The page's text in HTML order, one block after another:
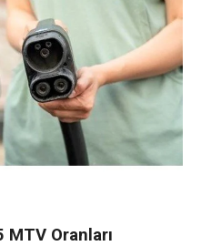
Oranları